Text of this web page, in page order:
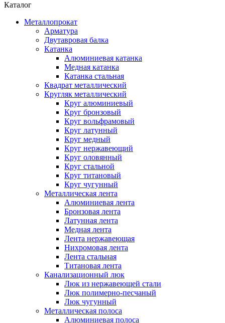
Каталог
Металлопрокат
Арматура
Двутавровая балка
Катанка
Алюминиевая катанка
Медная катанка
Катанка стальная
Квадрат металлический
Кругляк металлический
Круг алюминиевый
Круг бронзовый
Круг вольфрамовый
Круг латунный
Круг медный
Круг нержавеющий
Круг оловянный
Круг стальной
Круг титановый
Круг чугунный
Металлическая лента
Алюминиевая лента
Бронзовая лента
Латунная лента
Медная лента
Лента нержавеющая
Нихромовая лента
Лента стальная
Титановая лента
Канализационный люк
Люк из нержавеющей стали
Люк полимерно-песчаный
Люк чугунный
Металлическая полоса
Алюминиевая полоса